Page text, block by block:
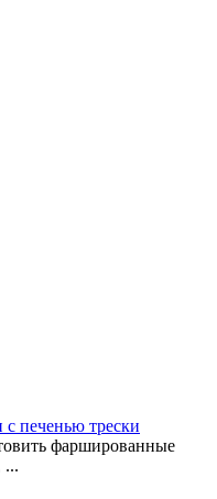
печенью трески
фаршированные
...